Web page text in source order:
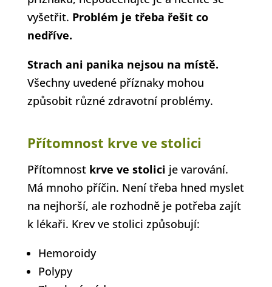
vyšetřit. Problém je třeba řešit co
nedříve.
Strach ani panika nejsou na místě.
Všechny uvedené příznaky mohou
způsobit různé zdravotní problémy.
Přítomnost krve ve stolici
Přítomnost krve ve stolici je varování.
Má mnoho příčin. Není třeba hned myslet
na nejhorší, ale rozhodně je potřeba zajít
k lékaři. Krev ve stolici způsobují:
Hemoroidy
Polypy